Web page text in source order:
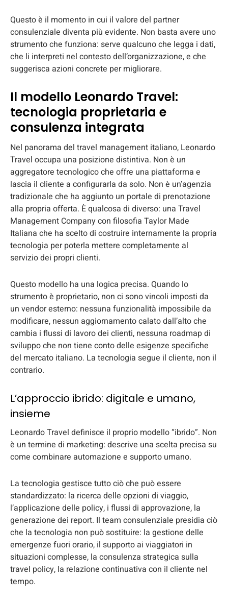
Questo è il momento in cui il valore del partner
consulenziale diventa più evidente. Non basta avere uno
strumento che funziona: serve qualcuno che legga i dati,
che li interpreti nel contesto dell’organizzazione, e che
suggerisca azioni concrete per migliorare.
Il modello Leonardo Travel:
tecnologia proprietaria e
consulenza integrata
Nel panorama del travel management italiano, Leonardo
Travel occupa una posizione distintiva. Non è un
aggregatore tecnologico che offre una piattaforma e
lascia il cliente a configurarla da solo. Non è un’agenzia
tradizionale che ha aggiunto un portale di prenotazione
alla propria offerta. È qualcosa di diverso: una Travel
Management Company con filosofia Taylor Made
Italiana che ha scelto di costruire internamente la propria
tecnologia per poterla mettere completamente al
servizio dei propri clienti.
Questo modello ha una logica precisa. Quando lo
strumento è proprietario, non ci sono vincoli imposti da
un vendor esterno: nessuna funzionalità impossibile da
modificare, nessun aggiornamento calato dall’alto che
cambia i flussi di lavoro dei clienti, nessuna roadmap di
sviluppo che non tiene conto delle esigenze specifiche
del mercato italiano. La tecnologia segue il cliente, non il
contrario.
L’approccio ibrido: digitale e umano,
insieme
Leonardo Travel definisce il proprio modello “ibrido”. Non
è un termine di marketing: descrive una scelta precisa su
come combinare automazione e supporto umano.
La tecnologia gestisce tutto ciò che può essere
standardizzato: la ricerca delle opzioni di viaggio,
l’applicazione delle policy, i flussi di approvazione, la
generazione dei report. Il team consulenziale presidia ciò
che la tecnologia non può sostituire: la gestione delle
emergenze fuori orario, il supporto ai viaggiatori in
situazioni complesse, la consulenza strategica sulla
travel policy, la relazione continuativa con il cliente nel
tempo.